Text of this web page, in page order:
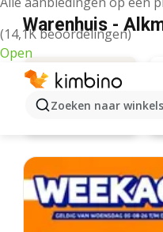
(14,1K beoordelingen)
Open
Zoeken naar
Warenhuis -